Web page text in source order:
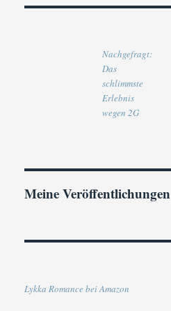
Nachgefragt:
Das
schlimmste
Erlebnis
wegen 2G
Meine Veröffentlichungen
Lykka Romance bei Amazon